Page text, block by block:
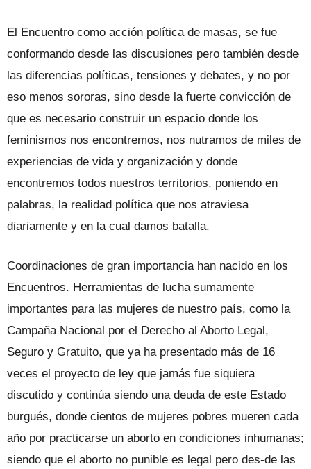
El Encuentro como acción política de masas, se fue
conformando desde las discusiones pero también desde
las diferencias políticas, tensiones y debates, y no por
eso menos sororas, sino desde la fuerte convicción de
que es necesario construir un espacio donde los
feminismos nos encontremos, nos nutramos de miles de
experiencias de vida y organización y donde
encontremos todos nuestros territorios, poniendo en
palabras, la realidad política que nos atraviesa
diariamente y en la cual damos batalla.
Coordinaciones de gran importancia han nacido en los
Encuentros. Herramientas de lucha sumamente
importantes para las mujeres de nuestro país, como la
Campaña Nacional por el Derecho al Aborto Legal,
Seguro y Gratuito, que ya ha presentado más de 16
veces el proyecto de ley que jamás fue siquiera
discutido y continúa siendo una deuda de este Estado
burgués, donde cientos de mujeres pobres mueren cada
año por practicarse un aborto en condiciones inhumanas;
siendo que el aborto no punible es legal pero des-de las